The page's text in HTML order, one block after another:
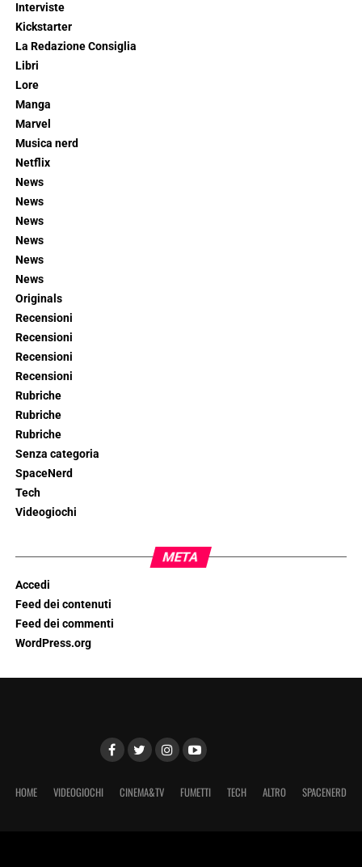
Interviste
Kickstarter
La Redazione Consiglia
Libri
Lore
Manga
Marvel
Musica nerd
Netflix
News
News
News
News
News
News
Originals
Recensioni
Recensioni
Recensioni
Recensioni
Rubriche
Rubriche
Rubriche
Senza categoria
SpaceNerd
Tech
Videogiochi
META
Accedi
Feed dei contenuti
Feed dei commenti
WordPress.org
HOME VIDEOGIOCHI CINEMA&TV FUMETTI TECH ALTRO SPACENERD